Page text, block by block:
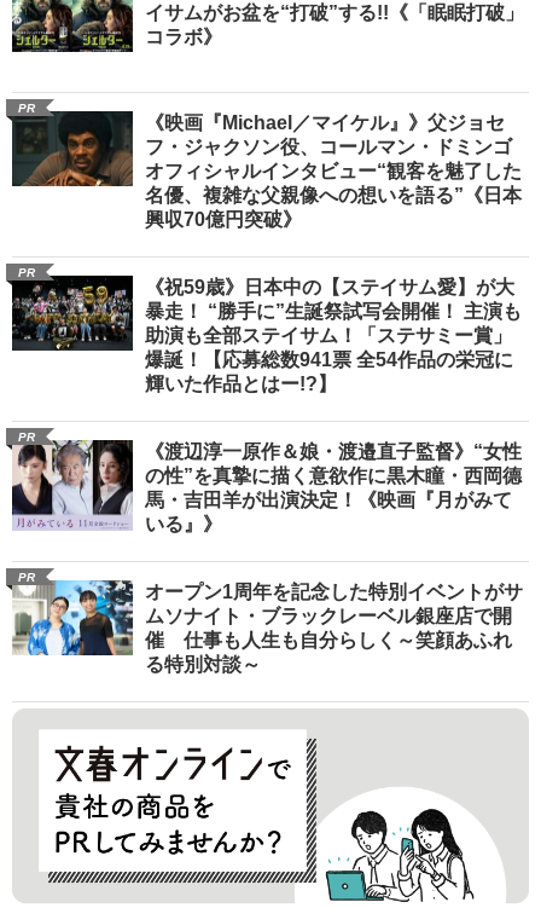
イサムがお盆を“打破”する!!《「眠眠打破」
コラボ》
PR
《映画『Michael／マイケル』》父ジョセ
フ・ジャクソン役、コールマン・ドミンゴ
オフィシャルインタビュー“観客を魅了した
名優、複雑な父親像への想いを語る”《日本
興収70億円突破》
PR
《祝59歳》日本中の【ステイサム愛】が大
暴走！ “勝手に”生誕祭試写会開催！ 主演も
助演も全部ステイサム！「ステサミー賞」
爆誕！【応募総数941票 全54作品の栄冠に
輝いた作品とはー!?】
PR
《渡辺淳一原作＆娘・渡邉直子監督》“女性
の性”を真摯に描く意欲作に黒木瞳・西岡德
馬・吉田羊が出演決定！《映画『月がみて
いる』》
PR
オープン1周年を記念した特別イベントがサ
ムソナイト・ブラックレーベル銀座店で開
催 仕事も人生も自分らしく～笑顔あふれ
る特別対談～